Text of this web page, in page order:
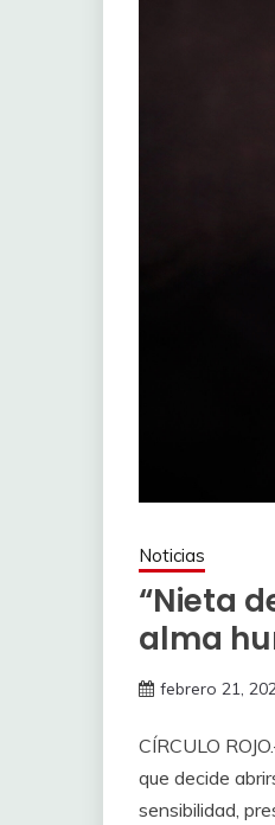
Noticias
“Nieta
alma
febrero 21,
CÍRCULO ROJO
que decide
sensibilidad,